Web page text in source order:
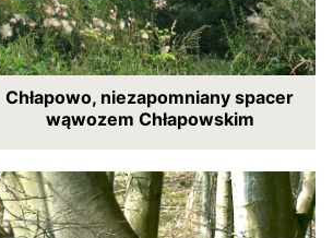
Chłapowo, niezapomniany spacer
wąwozem Chłapowskim